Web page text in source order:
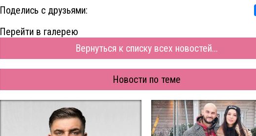
Поделись с друзьями:
Перейти в галерею
Вернуться к списку всех новостей...
Новости по теме